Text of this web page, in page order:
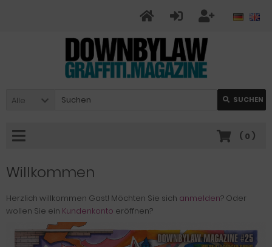
Alle SUCHEN
( 0 )
Willkommen
Herzlich willkommen Gast! Möchten Sie sich anmelden? Oder
wollen Sie ein Kundenkonto eröffnen?